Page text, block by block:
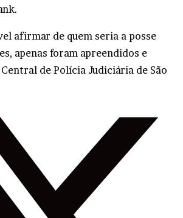
afirmar de quem seria a posse
apenas foram apreendidos e
de Polícia Judiciária de São